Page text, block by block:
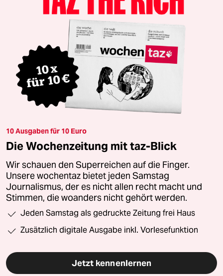
10 Ausgaben für 10 Euro
Die Wochenzeitung mit taz-Blick
Wir schauen den Superreichen auf die Finger.
Unsere wochentaz bietet jeden Samstag
Journalismus, der es nicht allen recht macht und
Stimmen, die woanders nicht gehört werden.
Jeden Samstag als gedruckte Zeitung frei Haus
Zusätzlich digitale Ausgabe inkl. Vorlesefunktion
Jetzt kennenlernen